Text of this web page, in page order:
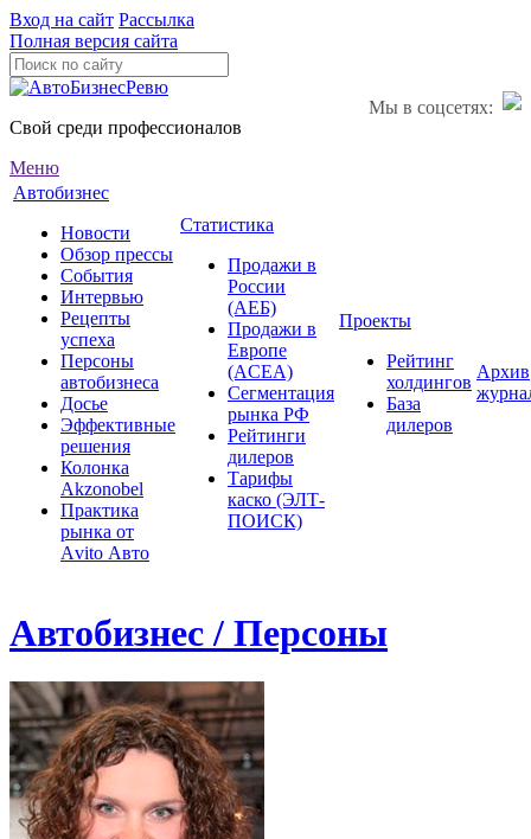
Вход на сайт Рассылка
Полная версия сайта
Мы в соцсетях:
Свой среди профессионалов
Меню
Автобизнес
Новости
Обзор прессы
События
Интервью
Рецепты
успеха
Персоны
автобизнеса
Досье
Эффективные
решения
Колонка
Akzonobel
Практика
рынка от
Аvito Авто
Статистика
Продажи в
России
(АЕБ)
Продажи в
Европе
(ACEA)
Сегментация
рынка РФ
Рейтинги
дилеров
Тарифы
каско (ЭЛТ-
ПОИСК)
Проекты
Рейтинг
холдингов
База
дилеров
Архив
Автобизнес / Персоны